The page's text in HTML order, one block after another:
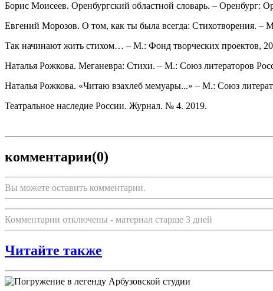
Борис Моисеев. Оренбургский областной словарь. – Оренбург:
Евгений Морозов. О том, как ты была всегда: Стихотворения. –
Так начинают жить стихом… – М.: Фонд творческих проектов,
Наталья Рожкова. Меганевра: Стихи. – М.: Союз литераторов
Наталья Рожкова. «Читаю взахлеб мемуары...» – М.: Союз
Театральное наследие России. Журнал. № 4. 2019.
комментарии(0)
Вы можете оставить комментарии.
Комментарии отключены - материал старше 3 дней
Читайте также